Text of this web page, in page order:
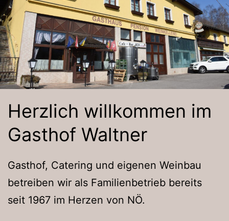
Herzlich willkommen im
Gasthof Waltner
Gasthof, Catering und eigenen Weinbau
betreiben wir als Familienbetrieb bereits
seit 1967 im Herzen von NÖ.